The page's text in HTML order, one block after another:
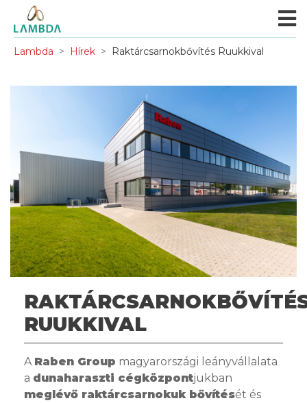
Lambda Hírek Raktárcsarnokbővítés Ruukkival
RUUKKIVAL
A Raben Group magyarországi leányvállalata
a dunaharaszti cégközpontjukban
meglévő raktárcsarnokuk bővítését és